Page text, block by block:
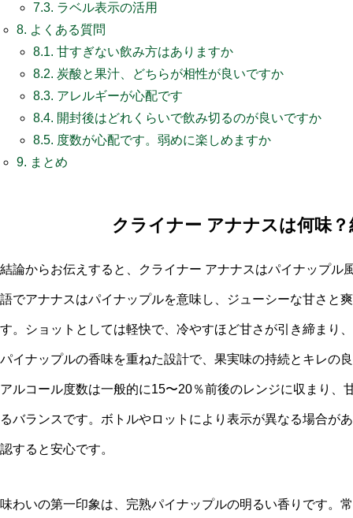
7.3. ラベル表示の活用
8. よくある質問
8.1. 甘すぎない飲み方はありますか
8.2. 炭酸と果汁、どちらが相性が良いですか
8.3. アレルギーが心配です
8.4. 開封後はどれくらいで飲み切るのが良いですか
8.5. 度数が心配です。弱めに楽しめますか
9. まとめ
クライナー アナナスは何味
結論からお伝えすると、クライナー アナナスはパイナップル
語でアナナスはパイナップルを意味し、ジューシーな甘さと
す。ショットとしては軽快で、冷やすほど甘さが引き締まり
パイナップルの香味を重ねた設計で、果実味の持続とキレの
アルコール度数は一般的に15〜20％前後のレンジに収まり、
るバランスです。ボトルやロットにより表示が異なる場合が
認すると安心です。
味わいの第一印象は、完熟パイナップルの明るい香りです。